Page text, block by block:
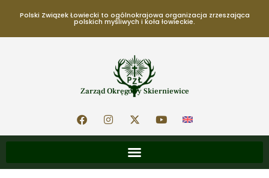
Polski Związek Łowiecki to ogólnokrajowa organizacja zrzeszająca
polskich myśliwych i koła łowieckie.
Zarząd Okręgowy Skierniewice